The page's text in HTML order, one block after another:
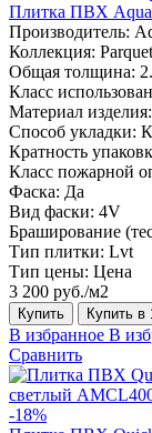
Плитка ПВХ
Производитель:
Коллекция:
Общая толщина:
Класс
Материал изделия:
Способ укладки:
Кратность
Класс пожарной
Фаска: Да
Вид фаски: 4V
Браширование
Тип плитки: Lvt
Тип цены: Цена
3 200 руб./м2
Купить Купить в
В избранное В
Сравнить
-18%